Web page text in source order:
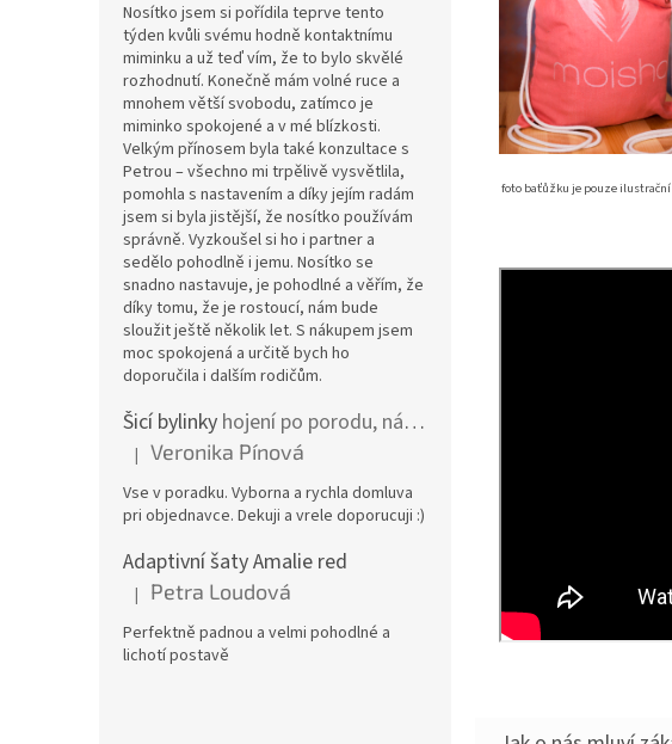
Nosítko jsem si pořídila teprve tento
týden kvůli svému hodně kontaktnímu
miminku a už teď vím, že to bylo skvělé
rozhodnutí. Konečně mám volné ruce a
mnohem větší svobodu, zatímco je
miminko spokojené a v mé blízkosti.
Velkým přínosem byla také konzultace s
Petrou – všechno mi trpělivě vysvětlila,
pomohla s nastavením a díky jejím radám
jsem si byla jistější, že nosítko používám
správně. Vyzkoušel si ho i partner a
sedělo pohodlně i jemu. Nosítko se
snadno nastavuje, je pohodlné a věřím, že
díky tomu, že je rostoucí, nám bude
sloužit ještě několik let. S nákupem jsem
moc spokojená a určitě bych ho
doporučila i dalším rodičům.
Šicí bylinky hojení po porodu, nástřih a jizvy
Hodnocení produktu je 5 z 5 hvězdiček.
| Veronika Pínová
Vse v poradku. Vyborna a rychla domluva
pri objednavce. Dekuji a vrele doporucuji :)
Adaptivní šaty Amalie red
Hodnocení produktu je 5 z 5 hvězdiček.
| Petra Loudová
Perfektně padnou a velmi pohodlné a
lichotí postavě
foto baťůžku je pouze ilustrační